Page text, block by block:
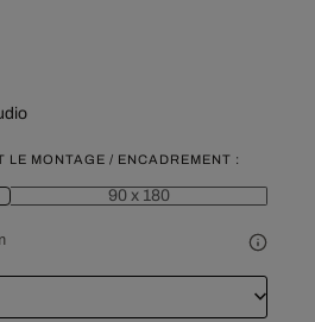
MONTAGE / ENCADREMENT :
90 x 180